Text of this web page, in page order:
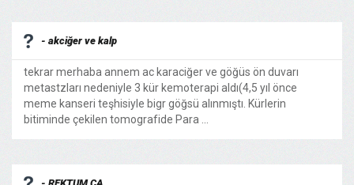
- akciğer ve kalp
tekrar merhaba annem ac karaciğer ve göğüs ön duvarı
metastzları nedeniyle 3 kür kemoterapi aldı(4,5 yıl önce
meme kanseri teşhisiyle bigr göğsü alınmıştı. Kürlerin
bitiminde çekilen tomografide Para ...